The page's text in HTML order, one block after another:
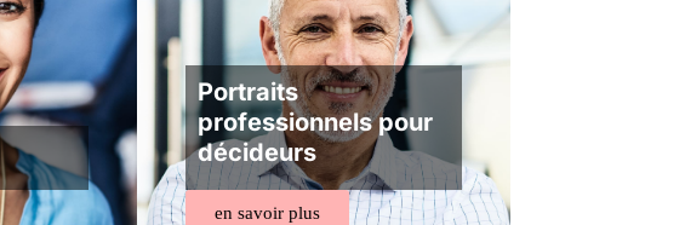
Portraits
professionnels pour
décideurs
en savoir plus